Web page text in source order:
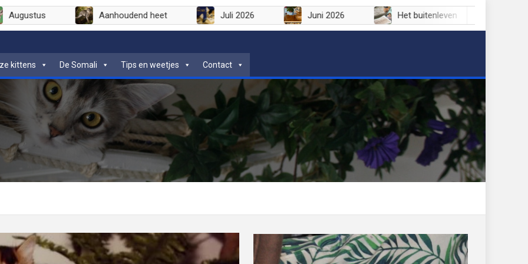
Augustus Aanhoudend heet Juli 2026 Juni 2026 Het buitenleven
kittens De Somali Tips en weetjes Contact